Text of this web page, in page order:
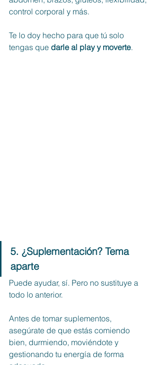
control corporal y más.
Te lo doy hecho para que tú solo
tengas que darle al play y moverte.
5. ¿Suplementación? Tema
aparte
Puede ayudar, sí. Pero no sustituye a
todo lo anterior.
Antes de tomar suplementos,
asegúrate de que estás comiendo
bien, durmiendo, moviéndote y
gestionando tu energía de forma